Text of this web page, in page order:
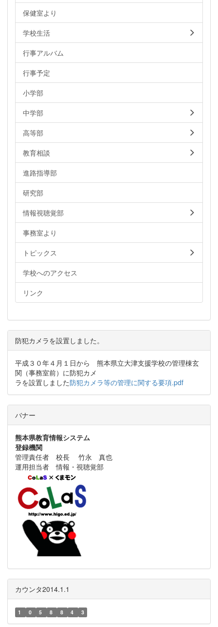
保健室より
学校生活
行事アルバム
行事予定
小学部
中学部
高等部
教育相談
進路指導部
研究部
情報視聴覚部
事務室より
トピックス
学校へのアクセス
リンク
防犯カメラを設置しました。
平成３０年４月１日から 熊本県立大津支援学校の管理棟玄
関（事務室前）に防犯カメ
ラを設置しました防犯カメラ等の管理に関する要項.pdf
バナー
熊本県教育情報システム
登録機関
管理責任者 校長 竹永 真也
運用担当者 情報・視聴覚部
カウンタ2014.1.1
1 0 5 8 8 4 3